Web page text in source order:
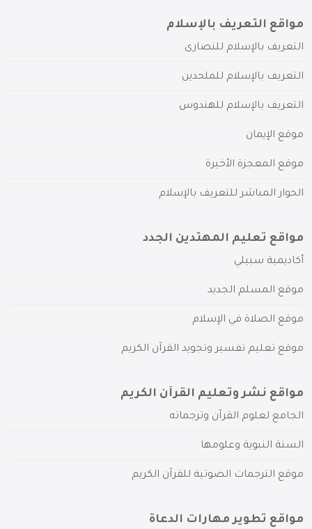
مواقع التعريف بالإسلام
التعريف بالإسلام للنصارى
التعريف بالإسلام للملحدين
التعريف بالإسلام للهندوس
موقع الإيمان
موقع المعجزة الأخيرة
الحوار المباشر للتعريف بالإسلام
مواقع تعليم المهتدين الجدد
أكاديمية سبيلي
موقع المسلم الجديد
موقع الصلاة في الإسلام
موقع تعليم تفسير وتجويد القرآن الكريم
مواقع نشر وتعليم القرآن الكريم
الجامع لعلوم القرآن وترجماته
السنة النبوية وعلومها
موقع الترجمات الصوتية للقرآن الكريم
مواقع تطوير مهارات الدعاة